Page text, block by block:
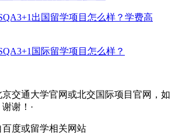
出国留学项目怎么样？学费高
国际留学项目怎么样？
交通大学官网或北交国际项目官网，如
谢！·
度或留学相关网站